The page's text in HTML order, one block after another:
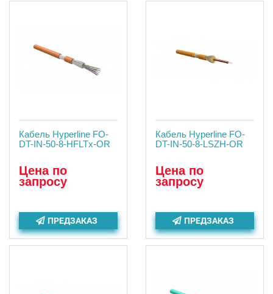
Кабель Hyperline FO-
DT-IN-50-8-HFLTx-OR
Цена по
запросу
ПРЕДЗАКАЗ
Кабель Hyperline FO-
DT-IN-50-8-LSZH-OR
Цена по
запросу
ПРЕДЗАКАЗ